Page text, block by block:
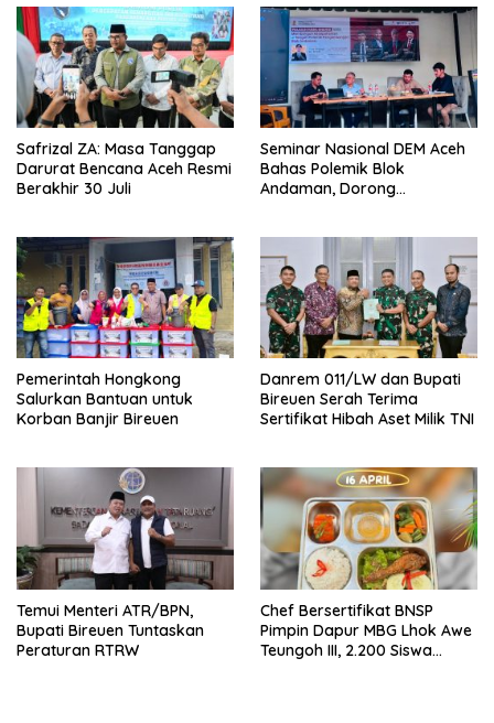
Safrizal ZA: Masa Tanggap
Darurat Bencana Aceh Resmi
Berakhir 30 Juli
Seminar Nasional DEM Aceh
Bahas Polemik Blok
Andaman, Dorong
Pemerintah Hongkong
Salurkan Bantuan untuk
Korban Banjir Bireuen
Danrem 011/LW dan Bupati
Bireuen Serah Terima
Sertifikat Hibah Aset Milik TNI
Temui Menteri ATR/BPN,
Bupati Bireuen Tuntaskan
Peraturan RTRW
Chef Bersertifikat BNSP
Pimpin Dapur MBG Lhok Awe
Teungoh III, 2.200 Siswa